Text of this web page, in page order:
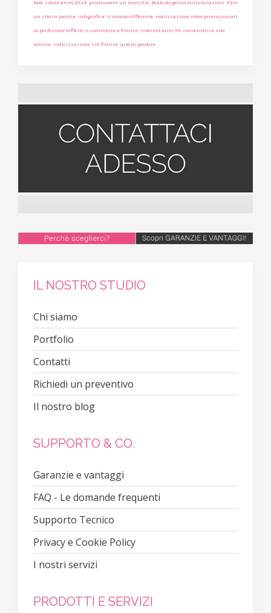
food colore anno 2024 promuovere un marchio Beato Angelico annunciazioni Fare
un sito in Joomla infografica il mondo differente realizzazione video promozionali
la perfezione difficile e-commerce a firenze internet anni 90 convenienza sito
vetrina indicizzazione siti firenze arte di perdere
IL NOSTRO STUDIO
Chi siamo
Portfolio
Contatti
Richiedi un preventivo
Il nostro blog
SUPPORTO & CO.
Garanzie e vantaggi
FAQ - Le domande frequenti
Supporto Tecnico
Privacy e Cookie Policy
I nostri servizi
PRODOTTI E SERVIZI